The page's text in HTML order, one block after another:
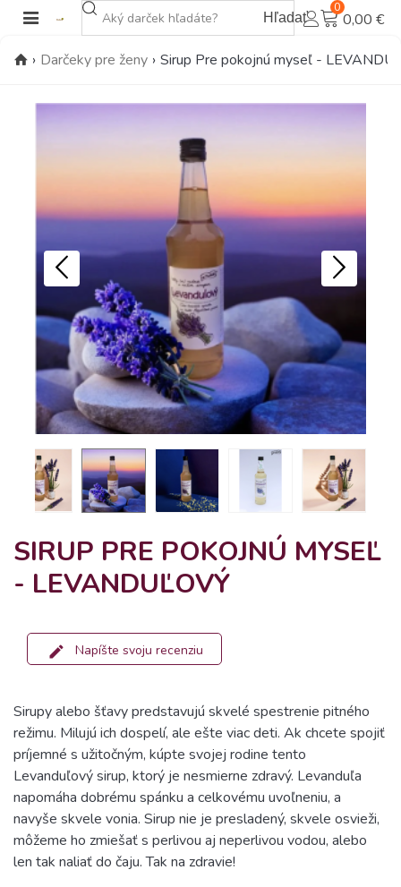
Hľadať
0
0,00 €
› Darčeky pre ženy › Sirup Pre pokojnú myseľ -
SIRUP PRE POKOJNÚ MYSEĽ
- LEVANDUĽOVÝ
Napíšte svoju recenziu
Sirupy alebo šťavy predstavujú skvelé spestrenie pitného
režimu. Milujú ich dospelí, ale ešte viac deti. Ak chcete spojiť
príjemné s užitočným, kúpte svojej rodine tento
Levanduľový sirup, ktorý je nesmierne zdravý. Levanduľa
napomáha dobrému spánku a celkovému uvoľneniu, a
navyše skvele vonia. Sirup nie je presladený, skvele osvieži,
môžeme ho zmiešať s perlivou aj neperlivou vodou, alebo
len tak naliať do čaju. Tak na zdravie!